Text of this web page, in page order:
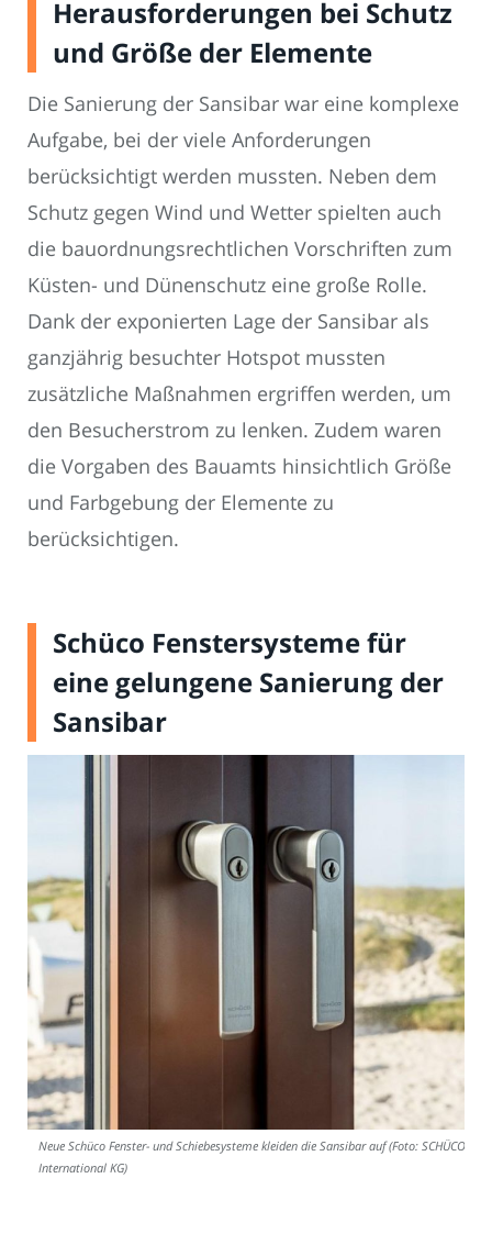
Herausforderungen bei Schutz
und Größe der Elemente
Die Sanierung der Sansibar war eine komplexe
Aufgabe, bei der viele Anforderungen
berücksichtigt werden mussten. Neben dem
Schutz gegen Wind und Wetter spielten auch
die bauordnungsrechtlichen Vorschriften zum
Küsten- und Dünenschutz eine große Rolle.
Dank der exponierten Lage der Sansibar als
ganzjährig besuchter Hotspot mussten
zusätzliche Maßnahmen ergriffen werden, um
den Besucherstrom zu lenken. Zudem waren
die Vorgaben des Bauamts hinsichtlich Größe
und Farbgebung der Elemente zu
berücksichtigen.
Schüco Fenstersysteme für
eine gelungene Sanierung der
Sansibar
Neue Schüco Fenster- und Schiebesysteme kleiden die Sansibar auf (Foto: SCHÜCO
International KG)